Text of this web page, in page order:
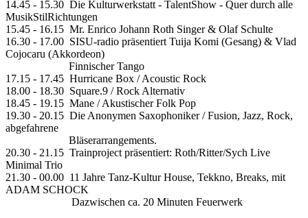
14.45 - 15.30 Die Kulturwerkstatt - TalentShow - Quer durch alle
MusikStilRichtungen
15.45 - 16.15 Mr. Enrico Johann Roth Singer & Olaf Schulte
16.30 - 17.00 SISU-radio präsentiert Tuija Komi (Gesang) & Vlad
Cojocaru (Akkordeon)
Finnischer Tango
17.15 - 17.45 Hurricane Box / Acoustic Rock
18.00 - 18.30 Square.9 / Rock Alternativ
18.45 - 19.15 Mane / Akustischer Folk Pop
19.30 - 20.15 Die Anonymen Saxophoniker / Fusion, Jazz, Rock,
abgefahrene
Bläserarrangements.
20.30 - 21.15 Trainproject präsentiert: Roth/Ritter/Sych Live
Minimal Trio
21.30 - 00.00 11 Jahre Tanz-Kultur House, Tekkno, Breaks, mit
ADAM SCHOCK
Dazwischen ca. 20 Minuten Feuerwerk